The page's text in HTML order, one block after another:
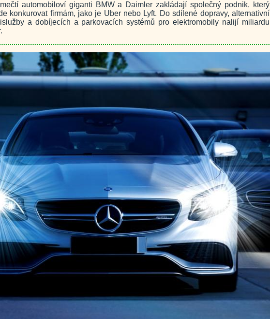
automobiloví giganti BMW a Daimler zakládají společný podnik, který
konkurovat firmám, jako je Uber nebo Lyft. Do sdílené dopravy, alternativní
a dobíjecích a parkovacích systémů pro elektromobily nalijí miliardu